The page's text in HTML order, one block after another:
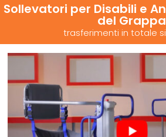
Sollevatori per Disabili e
del Grappa
trasferimenti in totale